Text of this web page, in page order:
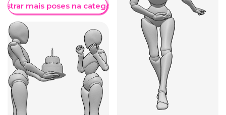
mais poses na categoria